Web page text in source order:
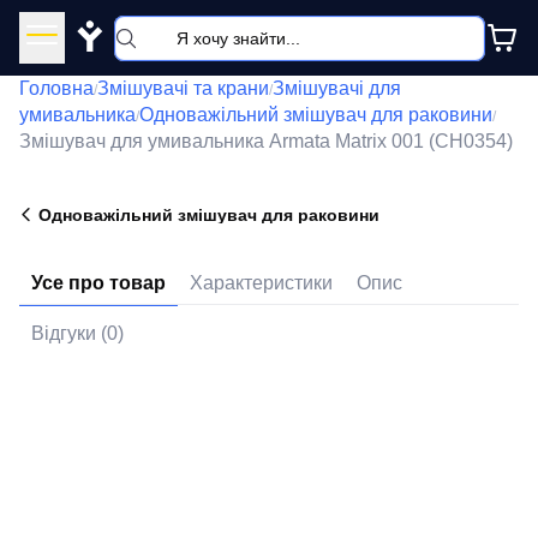
Y
Головна/Змішувачі та крани/Змішувачі для
умивальника/Одноважільний змішувач для раковини/
Змішувач для умивальника Armata Matrix 001 (CH0354)
Одноважільний змішувач для раковини
Усе про товар Характеристики Опис
Відгуки (0)